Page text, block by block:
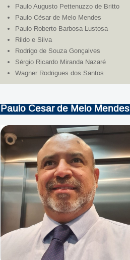
Paulo Augusto Pettenuzzo de Britto
Paulo César de Melo Mendes
Paulo Roberto Barbosa Lustosa
Rildo e Silva
Rodrigo de Souza Gonçalves
Sérgio Ricardo Miranda Nazaré
Wagner Rodrigues dos Santos
Paulo Cesar de Melo Mendes